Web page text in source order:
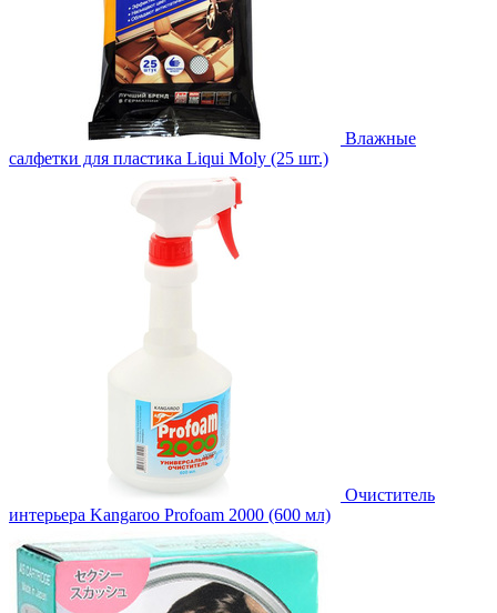
Влажные
салфетки для пластика Liqui Moly (25 шт.)
Очиститель
интерьера Kangaroo Profoam 2000 (600 мл)